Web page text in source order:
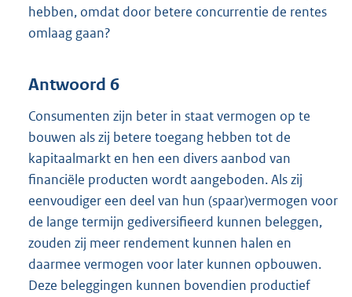
hebben, omdat door betere concurrentie de rentes
omlaag gaan?
Antwoord 6
Consumenten zijn beter in staat vermogen op te
bouwen als zij betere toegang hebben tot de
kapitaalmarkt en hen een divers aanbod van
financiële producten wordt aangeboden. Als zij
eenvoudiger een deel van hun (spaar)vermogen voor
de lange termijn gediversifieerd kunnen beleggen,
zouden zij meer rendement kunnen halen en
daarmee vermogen voor later kunnen opbouwen.
Deze beleggingen kunnen bovendien productief